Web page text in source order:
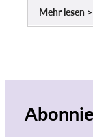
Mehr lesen